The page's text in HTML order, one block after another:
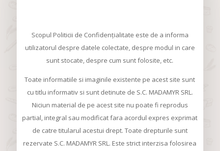
Scopul Politicii de Confidențialitate este de a informa
utilizatorul despre datele colectate, despre modul in care
sunt stocate, despre cum sunt folosite, etc.
Toate informatiile si imaginile existente pe acest site sunt
cu titlu informativ si sunt detinute de S.C. MADAMYR SRL.
Niciun material de pe acest site nu poate fi reprodus
partial, integral sau modificat fara acordul expres exprimat
de catre titularul acestui drept. Toate drepturile sunt
rezervate S.C. MADAMYR SRL. Este strict interzisa folosirea